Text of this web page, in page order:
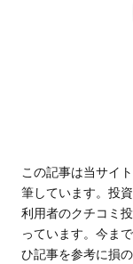
この記事は当サイ
筆しています。投
利用者のクチコミ
っています。今ま
ひ記事を参考に損